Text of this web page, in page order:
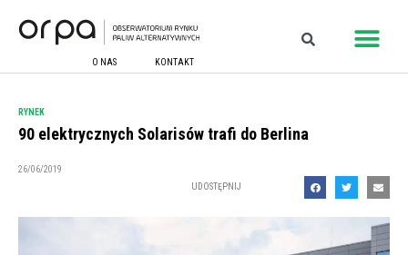
O NAS KONTAKT
RYNEK
90 elektrycznych Solarisów trafi do Berlina
26/06/2019
UDOSTĘPNIJ